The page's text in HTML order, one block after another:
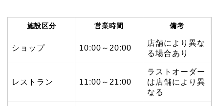
施設区分 営業時間 備考
ショップ 10:00～20:00
店舗により異な
る場合あり
レストラン 11:00～21:00
ラストオーダー
は店舗により異
なる